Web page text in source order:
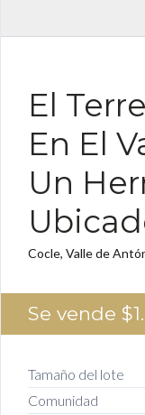
El
En El
Un
Cocle, Valle de
Se vende
Tamaño del lote
Comunidad